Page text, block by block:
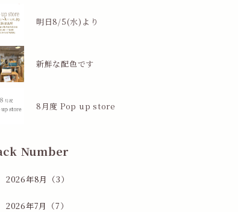
明日8/5(水)より
新鮮な配色です
8月度 Pop up store
Number
2026年8月（3）
2026年7月（7）